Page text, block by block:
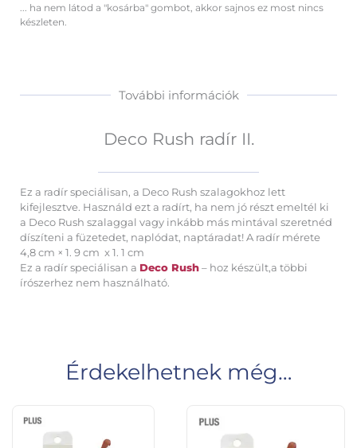
... ha nem látod a "kosárba" gombot, akkor sajnos ez most nincs
készleten.
További információk
Deco Rush radír II.
Ez a radír speciálisan, a Deco Rush szalagokhoz lett
kifejlesztve. Használd ezt a radírt, ha nem jó részt emeltél ki
a Deco Rush szalaggal vagy inkább más mintával szeretnéd
díszíteni a füzetedet, naplódat, naptáradat! A radír mérete
4,8 cm × 1. 9 cm x 1. 1 cm
Ez a radír speciálisan a Deco Rush – hoz készült,a többi
írószerhez nem használható.
Érdekelhetnek még…